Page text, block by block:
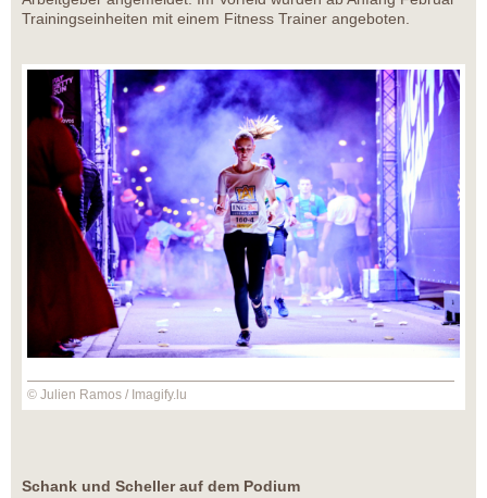
Trainingseinheiten mit einem Fitness Trainer angeboten.
© Julien Ramos / Imagify.lu
Schank und Scheller auf dem Podium